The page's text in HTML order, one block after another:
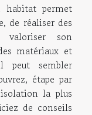
habitat permet
de réaliser des
valoriser son
matériaux et
peut sembler
étape par
la plus
de conseils